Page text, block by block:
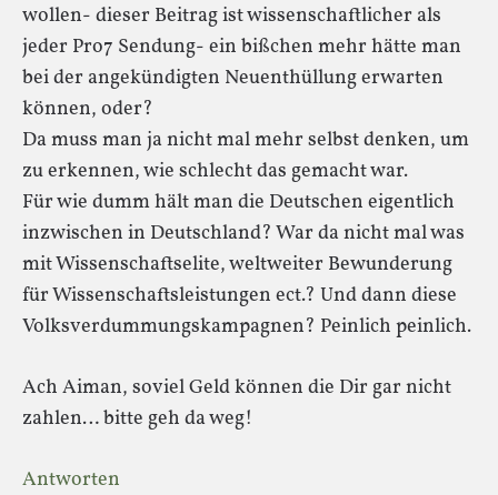
wollen- dieser Beitrag ist wissenschaftlicher als
jeder Pro7 Sendung- ein bißchen mehr hätte man
bei der angekündigten Neuenthüllung erwarten
können, oder?
Da muss man ja nicht mal mehr selbst denken, um
zu erkennen, wie schlecht das gemacht war.
Für wie dumm hält man die Deutschen eigentlich
inzwischen in Deutschland? War da nicht mal was
mit Wissenschaftselite, weltweiter Bewunderung
für Wissenschaftsleistungen ect.? Und dann diese
Volksverdummungskampagnen? Peinlich peinlich.
Ach Aiman, soviel Geld können die Dir gar nicht
zahlen… bitte geh da weg!
Antworten